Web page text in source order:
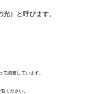
）と呼びます。
調整しています。
ください。